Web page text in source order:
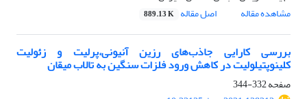
مشاهده مقاله
اصل مقاله 889.13 K
بررسی کارایی جاذب‌های رزین آنیونی،پرلیت و زئولیت
کلینوپتیلولیت در کاهش ورود فلزات سنگین به تالاب میقان
صفحه332-344